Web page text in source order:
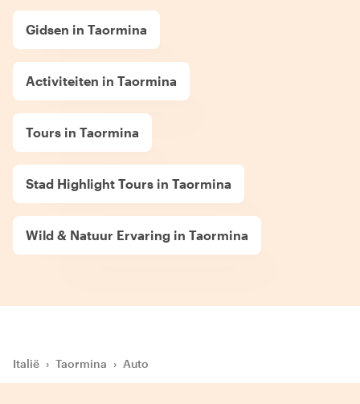
Gidsen in Taormina
Activiteiten in Taormina
Tours in Taormina
Stad Highlight Tours in Taormina
Wild & Natuur Ervaring in Taormina
Italië › Taormina › Auto